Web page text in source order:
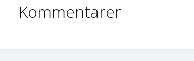
Kommentarer